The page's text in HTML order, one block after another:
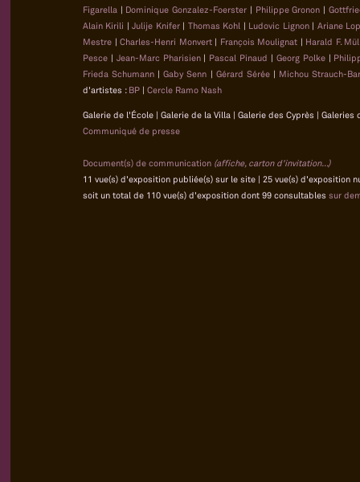
Figarella | Dominique Gonzalez-Foerster | Philippe Gronon |
Alain Kirili |Julije Knifer | Thomas Kohl | Ludovic Lignon | Ariane
Mestre | Charles-Henri Monvert | François Moulignat | Harald F.
Pesce | Jean-Marc Pharisien | Pascal Pinaud | Georg Polke |
Frieda Schumann |Gaby Senn | Gérard Sérée | Michou Strauch-
d'artistes : BP | Cercle Ramo Nash
Galerie de l'École | Galerie de la Villa | Galerie des Cyprès |
Communiqué de presse
Document(s) de communication (affiche, carton d'invitation...)
11 vue(s) d'exposition publiée(s) sur le site | 25 vue(s) d'exposition
soit un total de 110 vue(s) d'exposition dont 99 consultables sur